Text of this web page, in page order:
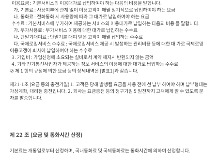
이용고갱이 회사에 납입하여야 하는 수수료
② 제 1 항의 규정에 의한 요금 등의 상세내역은 [별표1]과 같습니다.
제21-1조 (요금 등의 충전기일) 1. 고객은 당해 발생될 요금을 사용 전에 선 납부 하여야 하며 납부형태는
가상계좌, 대리점 충전입니다. 2. 회사는 요금충전 등의 청구기일 5 일전까지 고객에게 알 수 있도록 문
자를 발송합니다.
제 22 조 (요금 및 통화시간 산정)
기본료는 개통일로부터 산정하며, 국내통화료 및 국제통화료는 통화시간에 의하여 산정합니다.